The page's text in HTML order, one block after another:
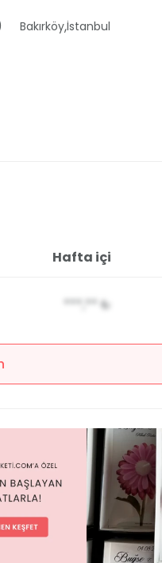
Bakırköy,İstanbul
Hafta içi
***,** ₺